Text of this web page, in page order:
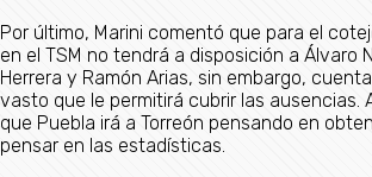
Por último, Marini comentó que para el
en el TSM no tendrá a disposición a Álvaro
Herrera y Ramón Arias, sin embargo,
vasto que le permitirá cubrir las ausencias.
que Puebla irá a Torreón pensando en
pensar en las estadísticas.